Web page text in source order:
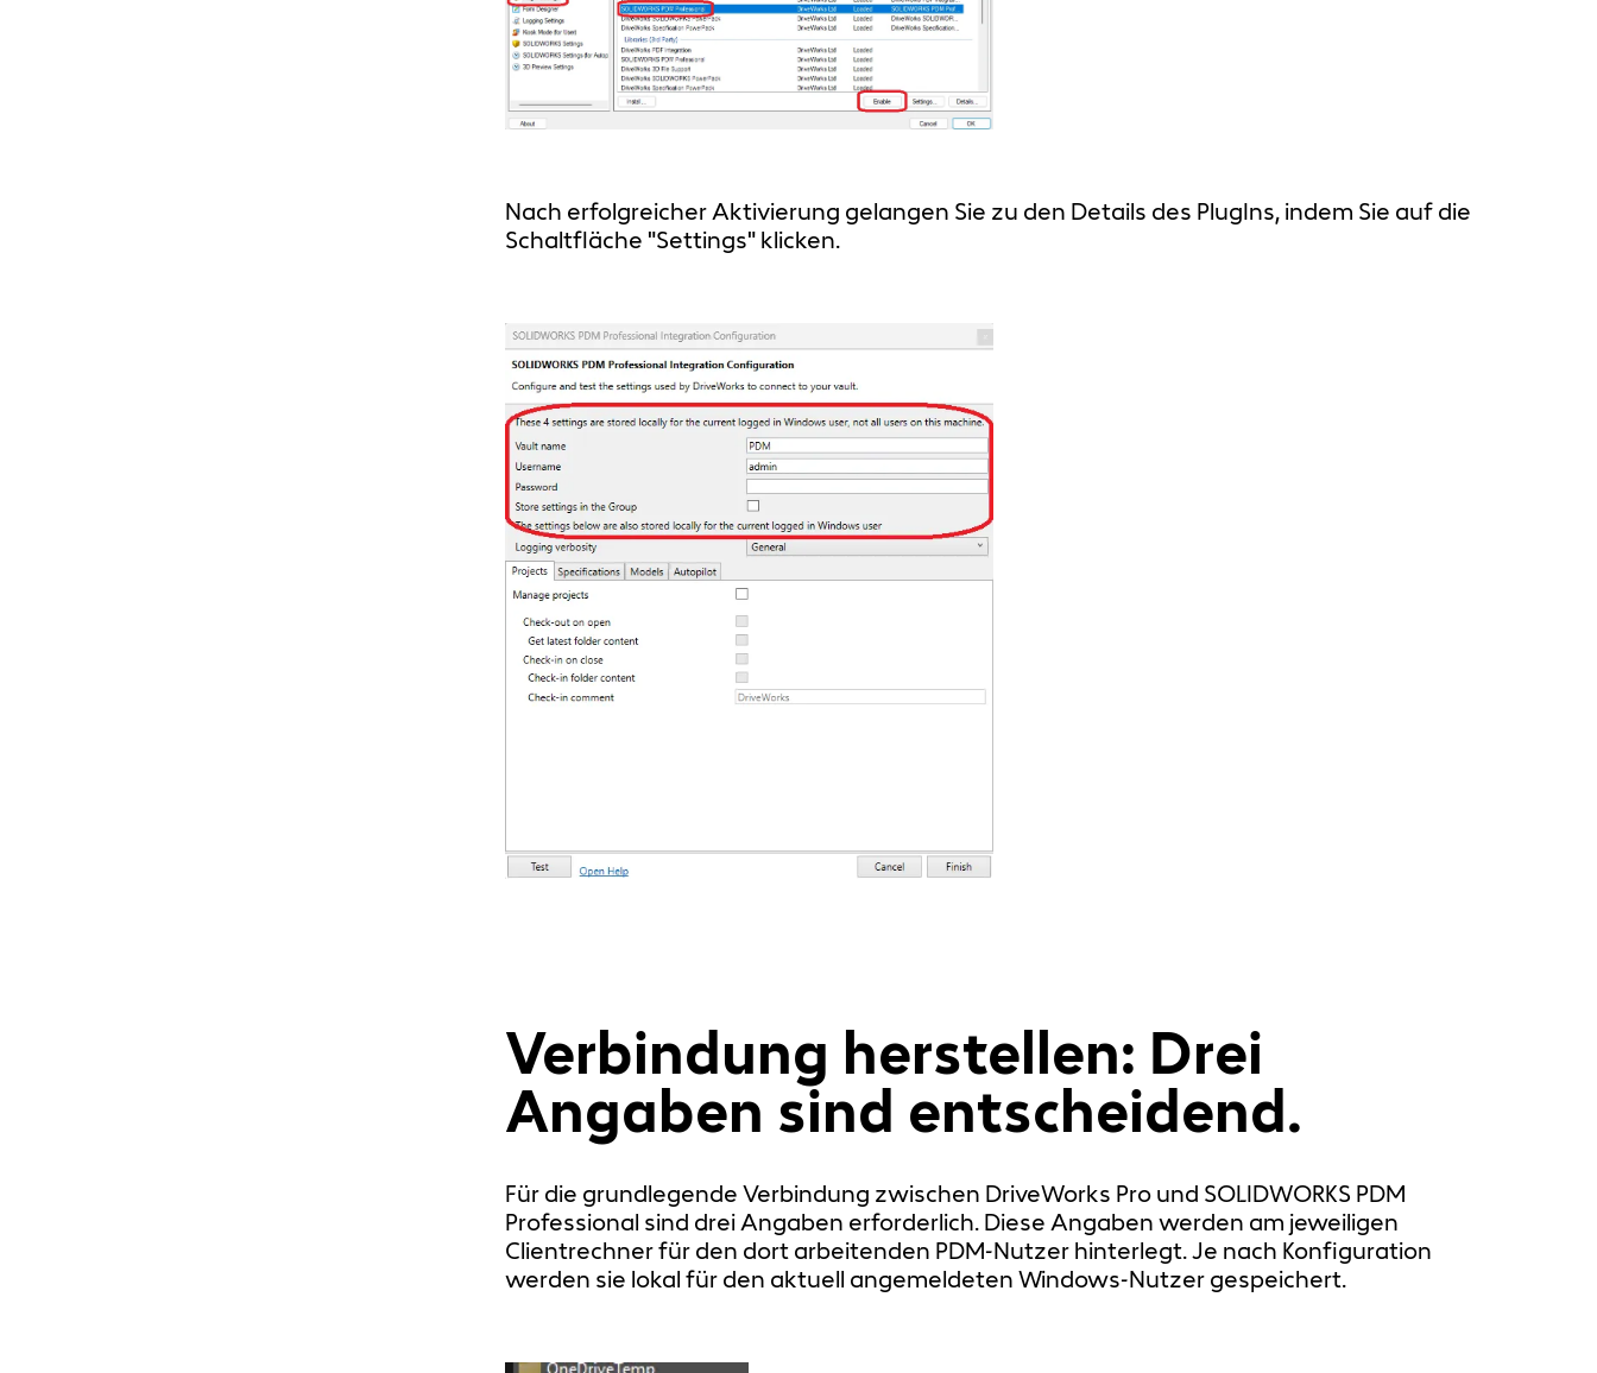
Nach erfolgreicher Aktivierung gelangen Sie zu den Details des PlugIns, indem Sie auf die
Schaltfläche "Settings" klicken.
Verbindung herstellen: Drei
Angaben sind entscheidend.
Für die grundlegende Verbindung zwischen DriveWorks Pro und SOLIDWORKS PDM
Professional sind drei Angaben erforderlich. Diese Angaben werden am jeweiligen
Clientrechner für den dort arbeitenden PDM-Nutzer hinterlegt. Je nach Konfiguration
werden sie lokal für den aktuell angemeldeten Windows-Nutzer gespeichert.